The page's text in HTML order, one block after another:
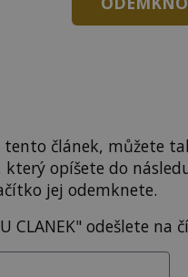
článek, můžete
opíšete do
jej odemknete.
CLANEK" odešlete na